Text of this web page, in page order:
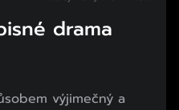
drama
výjimečný a